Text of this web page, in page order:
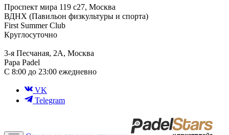
Проспект мира 119 с27, Москва
ВДНХ (Павильон физкультуры и спорта)
First Summer Club
Круглосуточно
3-я Песчаная, 2А, Москва
Papa Padel
С 8:00 до 23:00 ежедневно
VK
Telegram